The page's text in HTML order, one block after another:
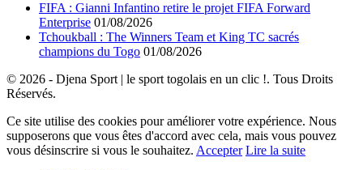
FIFA : Gianni Infantino retire le projet FIFA Forward
Enterprise 01/08/2026
Tchoukball : The Winners Team et King TC sacrés
champions du Togo 01/08/2026
© 2026 - Djena Sport | le sport togolais en un clic !. Tous Droits
Réservés.
Ce site utilise des cookies pour améliorer votre expérience. Nous
supposerons que vous êtes d'accord avec cela, mais vous pouvez
vous désinscrire si vous le souhaitez. Accepter Lire la suite